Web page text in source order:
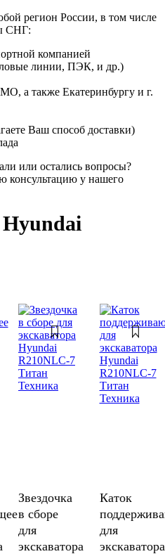
регион России, в том числе
СНГ:
компанией
линии, ПЭК, и др.)
а также Екатеринбургу и г.
Ваш способ доставки)
или остались вопросы?
консультацию у нашего
Звездочка
в сборе
для
экскаватора
Каток
для
экскаватора